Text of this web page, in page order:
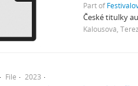
Part of
České titulky
Kalousová,
File
2023